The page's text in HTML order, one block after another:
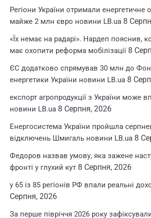
Регіони України отримали енергетичне
майже 2 млн євро новини LB.ua 8
«Їх немає на радарі». Нардеп пояснив,
має охопити реформа мобілізації 8
ЄС додатково спрямував 30 млн до
енергетики України новини LB.ua 8
експорт агропродукції з України може
новини LB.ua 8 Серпня, 2026
Енергосистема України пройшла
відключень Шмигаль новини LB.ua 8
Федоров назвав умову, яка зажене
фронті у глухий кут 8 Серпня, 2026
у 65 із 85 регіонів РФ впали реальні
Серпня, 2026
За перше півріччя 2026 року